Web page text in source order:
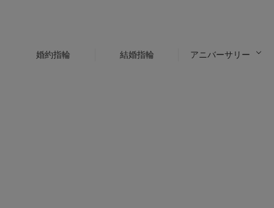
婚約指輪 結婚指輪 アニバーサリー